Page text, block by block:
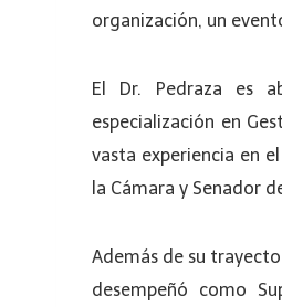
organización, un
El Dr. Pedraza es
especialización en
vasta experiencia en
la Cámara y Senador
Además de su
desempeñó como